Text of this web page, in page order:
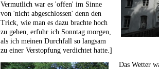
Vermutlich war es 'offen' im Sinne
von 'nicht abgeschlossen' denn den
Trick, wie man es dazu brachte hoch
zu gehen, erfuhr ich Sonntag morgen,
als ich meinen Durchfall so langsam
zu einer Verstopfung verdichtet hatte.]
Das Wetter